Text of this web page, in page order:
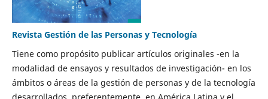
Revista Gestión de las Personas y Tecnología
Tiene como propósito publicar artículos originales -en la
modalidad de ensayos y resultados de investigación- en los
ámbitos o áreas de la gestión de personas y de la tecnología